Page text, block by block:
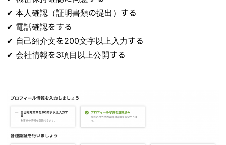
✔︎ 本人確認（証明書類の提出）する
✔︎ 電話確認をする
✔︎ 自己紹介文を200文字以上入力する
✔︎ 会社情報を3項目以上公開する